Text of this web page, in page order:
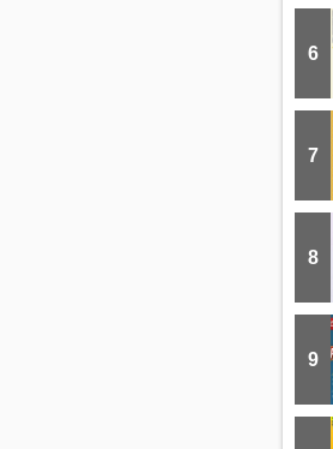
6
7
8
9